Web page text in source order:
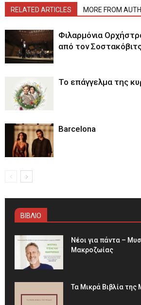
RELATED ARTICLES MORE FROM
Φιλαρμόνια
από τον
Το επάγγελμα της
Barcelona
ΒΙΒΛΙΟ
Νέοι για πάντα –
Μακροζωίας
Τα Μικρά Βιβλία της